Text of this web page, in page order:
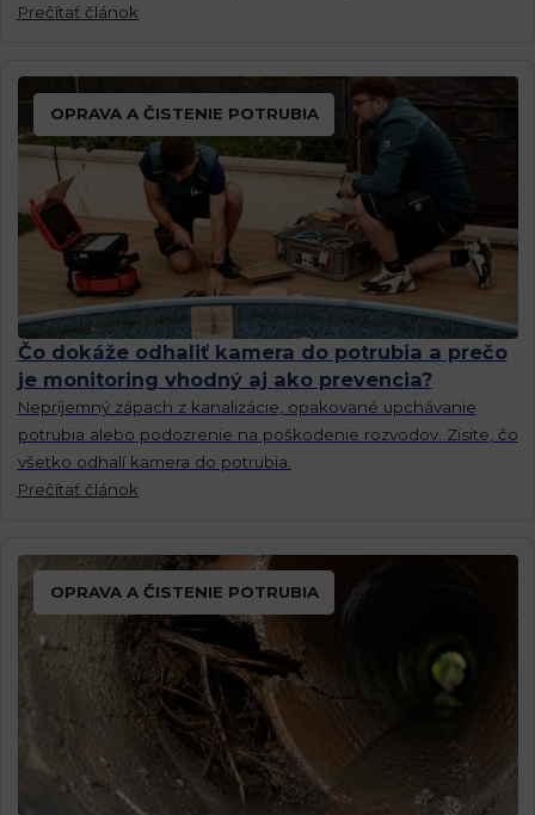
Prečítať článok
OPRAVA A ČISTENIE POTRUBIA
Čo dokáže odhaliť kamera do potrubia a prečo
je monitoring vhodný aj ako prevencia?
Nepríjemný zápach z kanalizácie, opakované upchávanie
potrubia alebo podozrenie na poškodenie rozvodov. Zisite, čo
všetko odhalí kamera do potrubia.
Prečítať článok
OPRAVA A ČISTENIE POTRUBIA